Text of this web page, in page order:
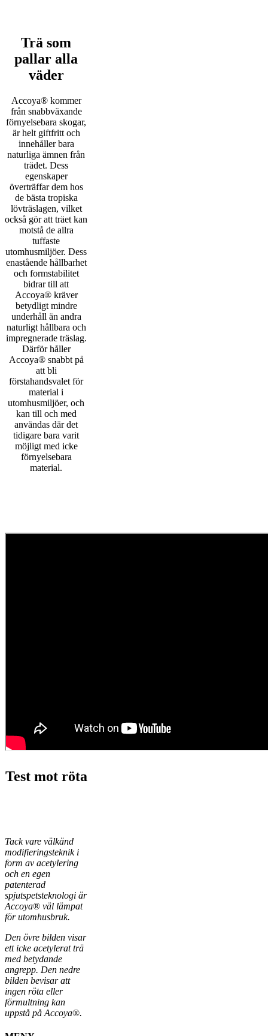
Trä som
pallar alla
väder
Accoya® kommer
från snabbväxande
förnyelsebara skogar,
är helt giftfritt och
innehåller bara
naturliga ämnen från
trädet. Dess
egenskaper
överträffar dem hos
de bästa tropiska
lövträslagen, vilket
också gör att träet kan
motstå de allra
tuffaste
utomhusmiljöer. Dess
enastående hållbarhet
och formstabilitet
bidrar till att
Accoya® kräver
betydligt mindre
underhåll än andra
naturligt hållbara och
impregnerade träslag.
Därför håller
Accoya® snabbt på
att bli
förstahandsvalet för
material i
utomhusmiljöer, och
kan till och med
användas där det
tidigare bara varit
möjligt med icke
förnyelsebara
material.
Test mot röta
Tack vare välkänd
modifieringsteknik i
form av acetylering
och en egen
patenterad
spjutspetsteknologi är
Accoya® väl lämpat
för utomhusbruk.
Den övre bilden visar
ett icke acetylerat trä
med betydande
angrepp. Den nedre
bilden bevisar att
ingen röta eller
förmultning kan
uppstå på Accoya®.